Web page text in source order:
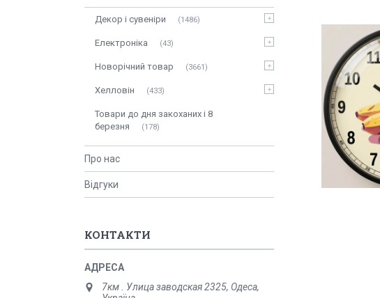
Декор і сувеніри 1486
Електроніка 43
Новорічний товар 3661
Хелловін 433
Товари до дня закоханих і 8
березня
178
Про нас
Відгуки
КОНТАКТИ
7км . Улица заводская 2325, Одеса,